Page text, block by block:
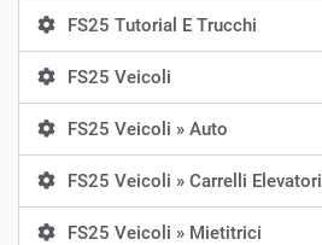
FS25 Tutorial E Trucchi
FS25 Veicoli
FS25 Veicoli » Auto
FS25 Veicoli » Carrelli Elevatori
FS25 Veicoli » Mietitrici